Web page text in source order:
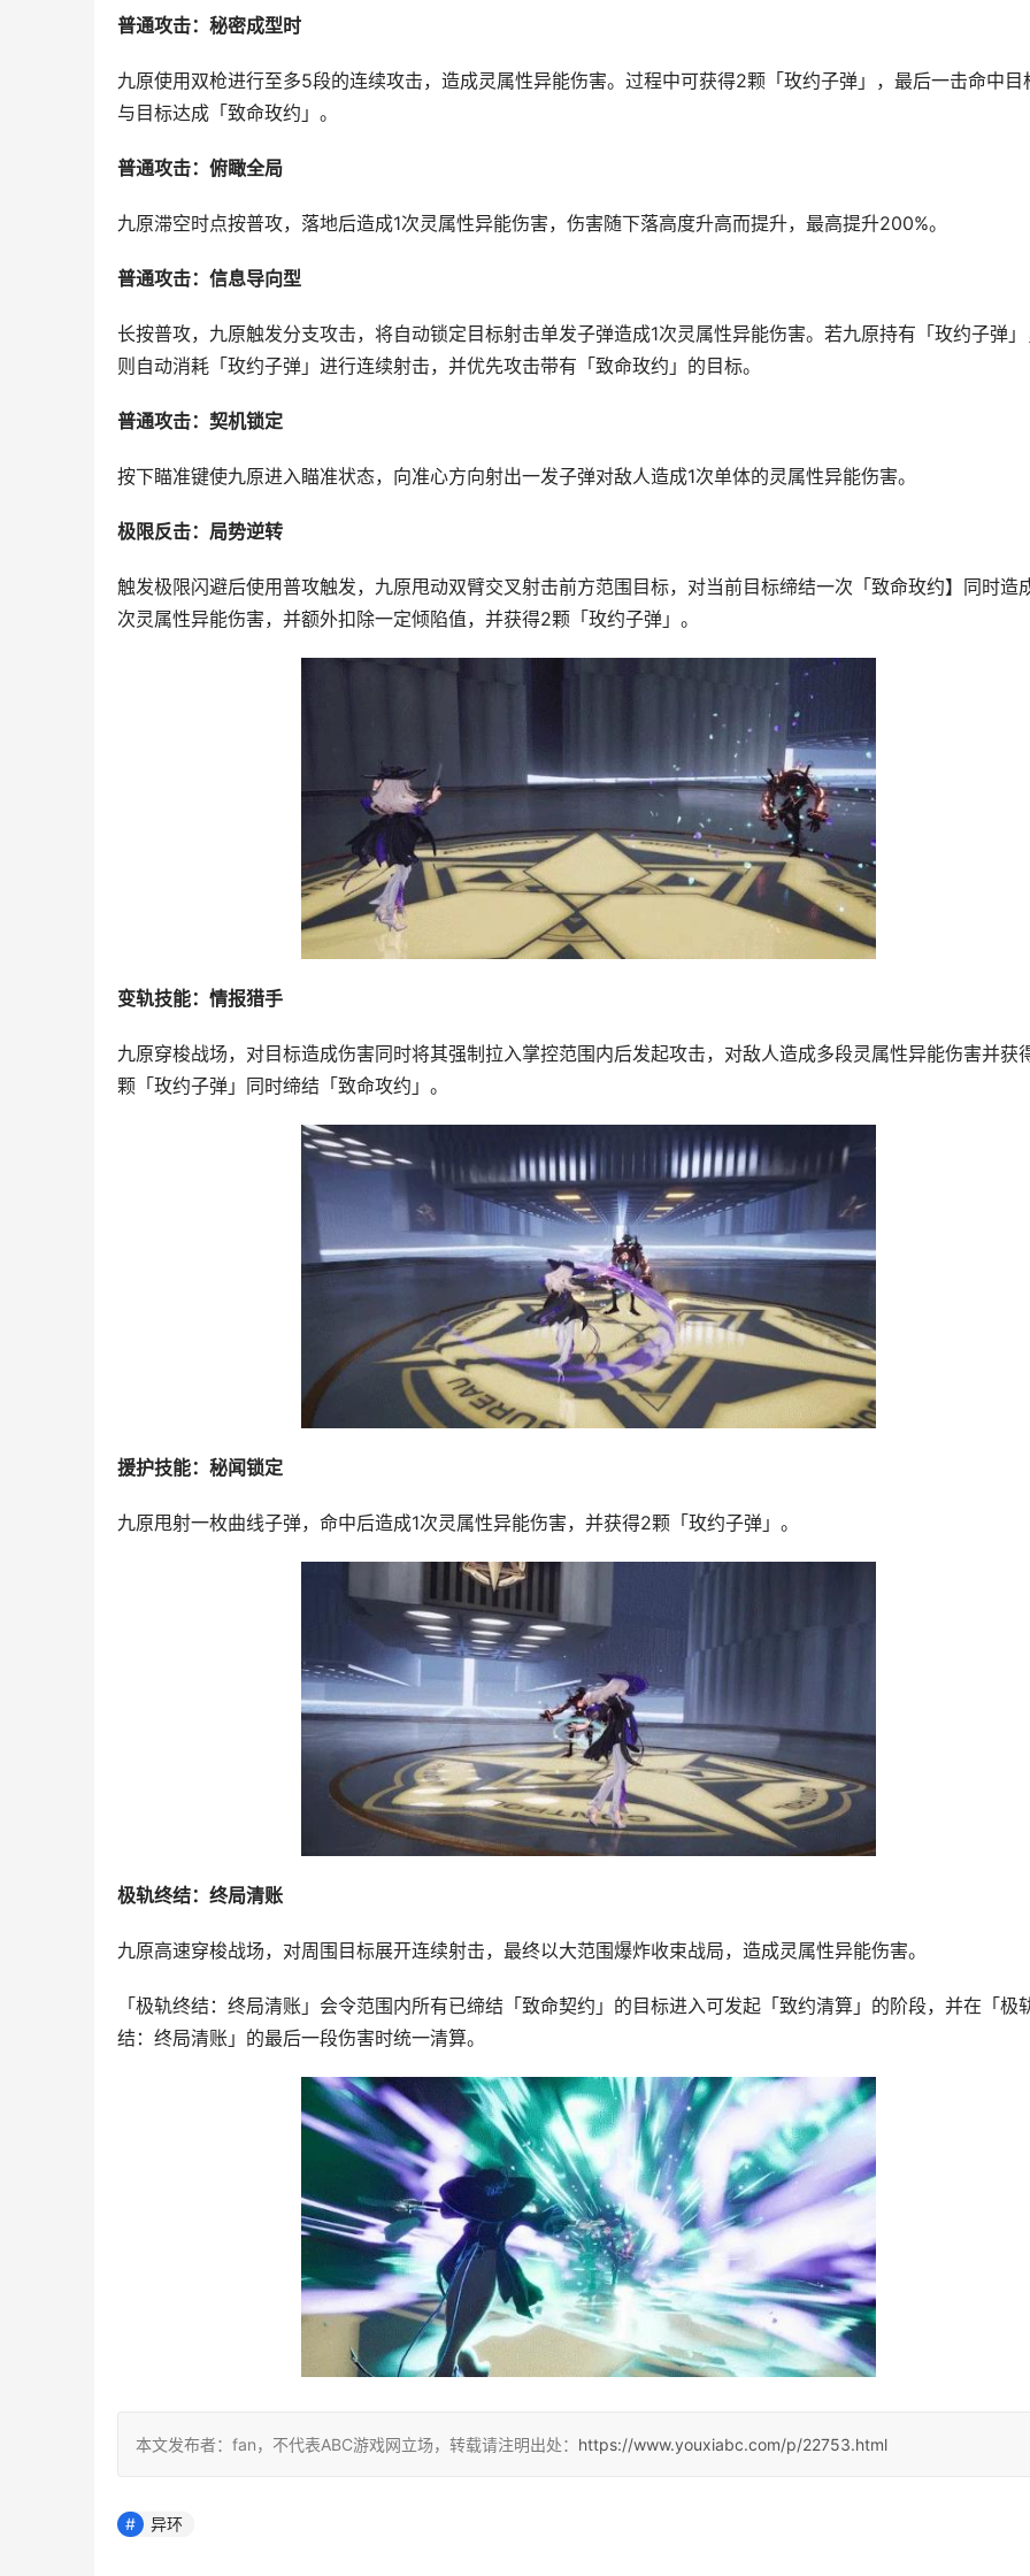
普通攻击：秘密成型时
九原使用双枪进行至多5段的连续攻击，造成灵属性异能伤害。过程中可获得2颗「玫约子弹」，最后一击命中目
与目标达成「致命玫约」。
普通攻击：俯瞰全局
九原滞空时点按普攻，落地后造成1次灵属性异能伤害，伤害随下落高度升高而提升，最高提升200%。
普通攻击：信息导向型
长按普攻，九原触发分支攻击，将自动锁定目标射击单发子弹造成1次灵属性异能伤害。若九原持有「玫约子弹
则自动消耗「玫约子弹」进行连续射击，并优先攻击带有「致命玫约」的目标。
普通攻击：契机锁定
按下瞄准键使九原进入瞄准状态，向准心方向射出一发子弹对敌人造成1次单体的灵属性异能伤害。
极限反击：局势逆转
触发极限闪避后使用普攻触发，九原甩动双臂交叉射击前方范围目标，对当前目标缔结一次「致命玫约】同时造
次灵属性异能伤害，并额外扣除一定倾陷值，并获得2颗「玫约子弹」。
变轨技能：情报猎手
九原穿梭战场，对目标造成伤害同时将其强制拉入掌控范围内后发起攻击，对敌人造成多段灵属性异能伤害并获
颗「玫约子弹」同时缔结「致命攻约」。
援护技能：秘闻锁定
九原甩射一枚曲线子弹，命中后造成1次灵属性异能伤害，并获得2颗「玫约子弹」。
极轨终结：终局清账
九原高速穿梭战场，对周围目标展开连续射击，最终以大范围爆炸收束战局，造成灵属性异能伤害。
「极轨终结：终局清账」会令范围内所有已缔结「致命契约」的目标进入可发起「致约清算」的阶段，并在「极
结：终局清账」的最后一段伤害时统一清算。
本文发布者：fan，不代表ABC游戏网立场，转载请注明出处： https://www.youxiabc.com/p/22753.html
异环